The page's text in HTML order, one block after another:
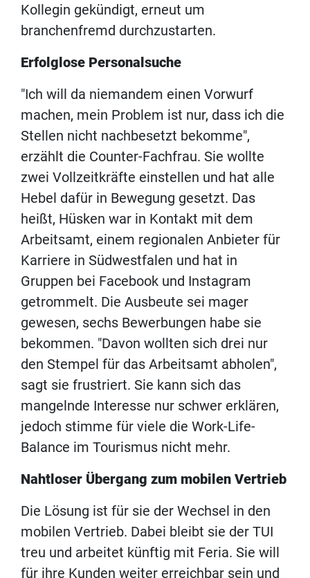
Kollegin gekündigt, erneut um
branchenfremd durchzustarten.
Erfolglose Personalsuche
"Ich will da niemandem einen Vorwurf
machen, mein Problem ist nur, dass ich die
Stellen nicht nachbesetzt bekomme",
erzählt die Counter-Fachfrau. Sie wollte
zwei Vollzeitkräfte einstellen und hat alle
Hebel dafür in Bewegung gesetzt. Das
heißt, Hüsken war in Kontakt mit dem
Arbeitsamt, einem regionalen Anbieter für
Karriere in Südwestfalen und hat in
Gruppen bei Facebook und Instagram
getrommelt. Die Ausbeute sei mager
gewesen, sechs Bewerbungen habe sie
bekommen. "Davon wollten sich drei nur
den Stempel für das Arbeitsamt abholen",
sagt sie frustriert. Sie kann sich das
mangelnde Interesse nur schwer erklären,
jedoch stimme für viele die Work-Life-
Balance im Tourismus nicht mehr.
Nahtloser Übergang zum mobilen Vertrieb
Die Lösung ist für sie der Wechsel in den
mobilen Vertrieb. Dabei bleibt sie der TUI
treu und arbeitet künftig mit Feria. Sie will
für ihre Kunden weiter erreichbar sein und